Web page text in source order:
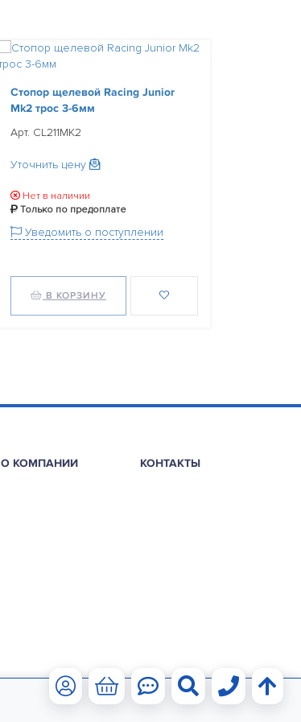
Стопор щелевой Racing Junior
Mk2 трос 3-6мм
Арт. CL211MK2
Уточнить цену
Нет в наличии
Только по предоплате
Уведомить о поступлении
В КОРЗИНУ
О КОМПАНИИ КОНТАКТЫ